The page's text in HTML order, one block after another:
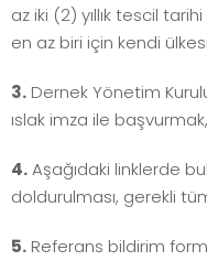
az iki (2) yıllık tescil
en az biri için kendi
3. Dernek Yönetim
ıslak imza ile başvurmak,
4.Aşağıdaki linklerde
doldurulması, gerekli
5. Referans bildirim